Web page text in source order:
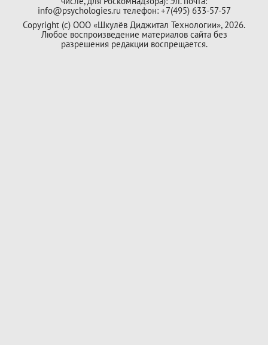
info@psychologies.ru телефон: +7(495) 633-57-57
Copyright (с) ООО «Шкулёв Диджитал Технологии», 2026.
Любое воспроизведение материалов сайта без
разрешения редакции воспрещается.